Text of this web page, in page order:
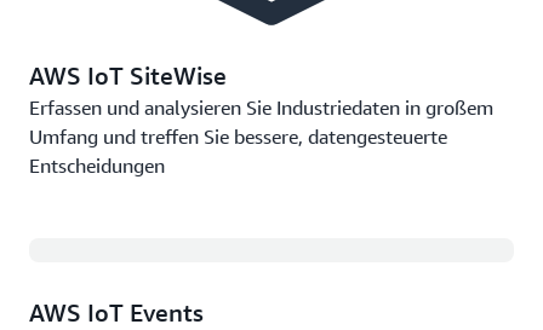
AWS IoT SiteWise
Erfassen und analysieren Sie Industriedaten in großem
Umfang und treffen Sie bessere, datengesteuerte
Entscheidungen
AWS IoT Events